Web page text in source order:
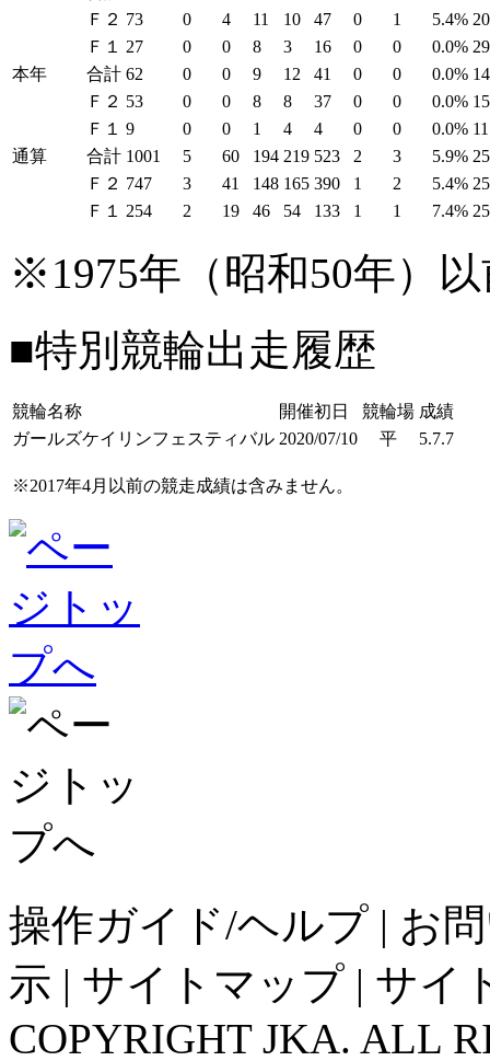
Ｆ２ 73 0 4 11 10 47 0 1 5.4%
Ｆ１
27 0 0 8 3 16 0 0 0.0%
本年
合計 62 0 0 9 12 41 0 0 0.0%
Ｆ２ 53 0 0 8 8 37 0 0 0.0%
Ｆ１
9 0 0 1 4 4 0 0 0.0%
通算
合計 1001 5 60 194 219 523 2 3 5.9%
Ｆ２ 747 3 41 148 165 390 1 2 5.4%
Ｆ１
254 2 19 46 54 133 1 1 7.4%
※1975年（昭和50年）
■特別競輪出走履歴
競輪名称 開催初日 競輪場 成績
ガールズケイリンフェスティバル 2020/07/10 平 5.7.7
※2017年4月以前の競走成績は含みません。
操作ガイド/ヘルプ | お
示 | サイトマップ | サイ
COPYRIGHT JKA. ALL